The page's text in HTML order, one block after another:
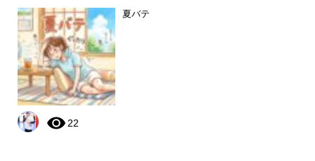
夏バテ
22